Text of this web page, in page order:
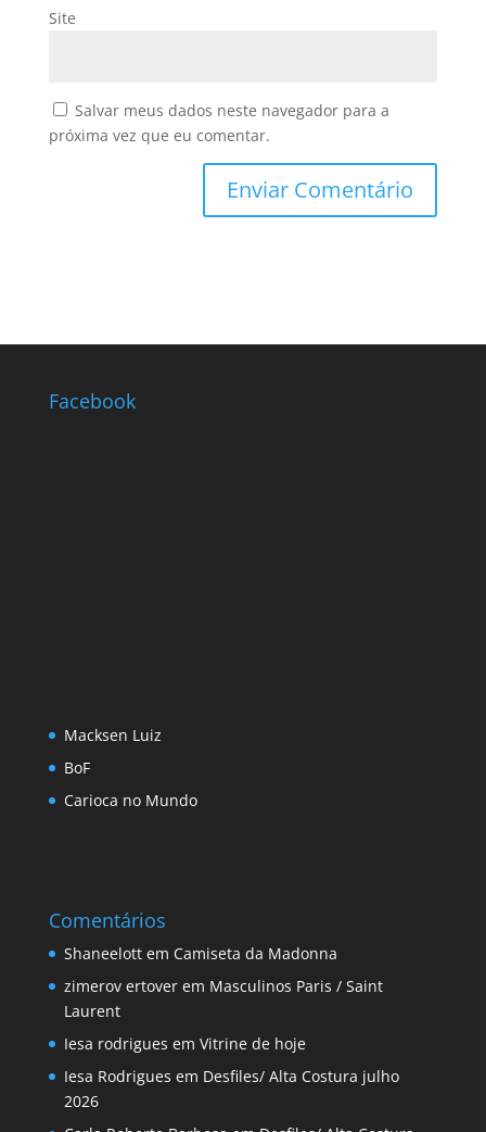
Site
Salvar meus dados neste navegador para a
próxima vez que eu comentar.
Facebook
Macksen Luiz
BoF
Carioca no Mundo
Comentários
Shaneelottem Camiseta da Madonna
zimerov ertoverem Masculinos Paris / Saint
Laurent
Iesa rodrigues em Vitrine de hoje
Iesa Rodrigues em Desfiles/ Alta Costura julho
2026